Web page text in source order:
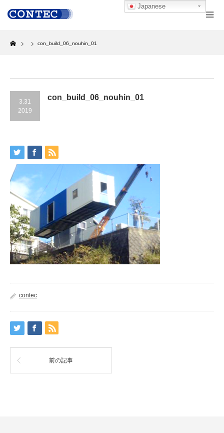
Home
con_build_06_nouhin_01
3.31
2019
con_build_06_nouhin_01
contec
前の記事
Japanese